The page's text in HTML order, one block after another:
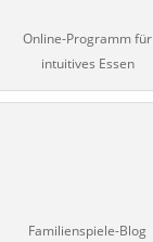
Online-Programm für
intuitives Essen
Familienspiele-Blog